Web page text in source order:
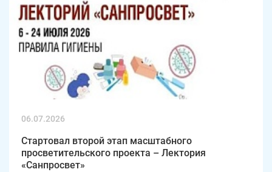
06.07.2026
Стартовал второй этап масштабного
просветительского проекта – Лектория
«Санпросвет»